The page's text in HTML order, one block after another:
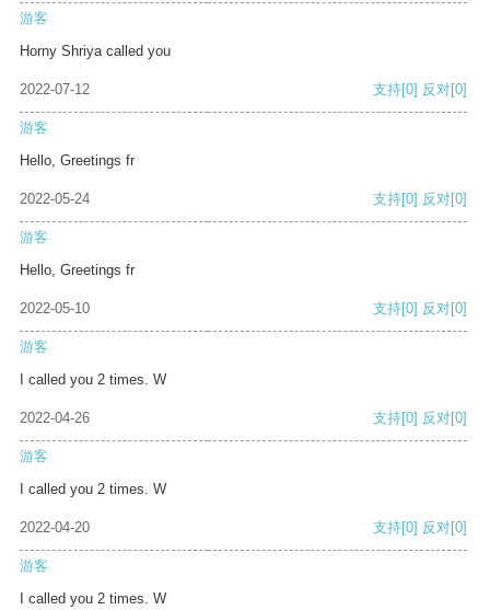
游客
Horny Shriya called you
2022-07-12 支持[0] 反对[0]
游客
Hello, Greetings fr
2022-05-24 支持[0] 反对[0]
游客
Hello, Greetings fr
2022-05-10 支持[0] 反对[0]
游客
I called you 2 times. W
2022-04-26 支持[0] 反对[0]
游客
I called you 2 times. W
2022-04-20 支持[0] 反对[0]
游客
I called you 2 times. W